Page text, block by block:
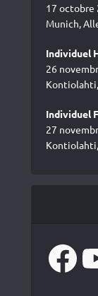
17 octobre
Munich,
Individuel
26
Individuel
27
Facebook